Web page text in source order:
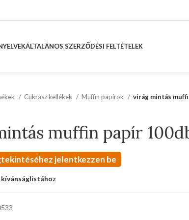
ÁLTALÁNOS SZERZŐDÉSI FELTÉTELEK
Cukrász kellékek Muffin papírok virág mintás
muffin papír
jelentkezzen be